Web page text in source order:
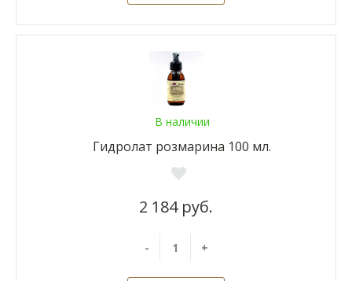
В наличии
Гидролат розмарина 100 мл.
2 184 руб.
- +